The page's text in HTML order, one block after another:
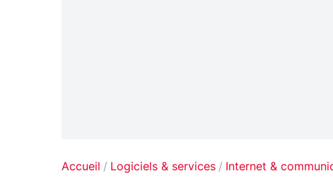
Accueil Logiciels & services Internet &